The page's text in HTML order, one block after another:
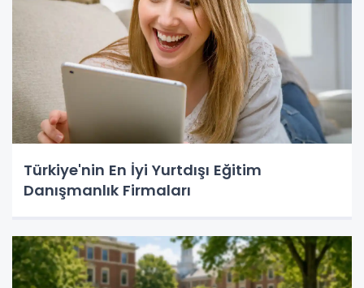
Türkiye'nin En İyi Yurtdışı Eğitim
Danışmanlık Firmaları